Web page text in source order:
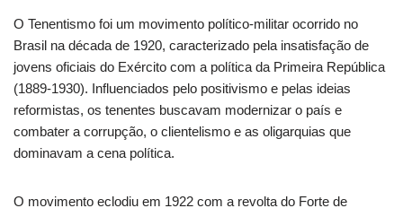
O Tenentismo foi um movimento político-militar ocorrido no
Brasil na década de 1920, caracterizado pela insatisfação de
jovens oficiais do Exército com a política da Primeira República
(1889-1930). Influenciados pelo positivismo e pelas ideias
reformistas, os tenentes buscavam modernizar o país e
combater a corrupção, o clientelismo e as oligarquias que
dominavam a cena política.
O movimento eclodiu em 1922 com a revolta do Forte de